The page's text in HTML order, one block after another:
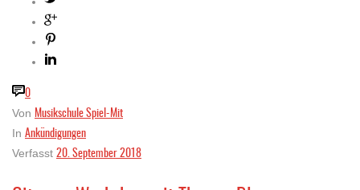
0
Von Musikschule Spiel-Mit
In Ankündigungen
Verfasst 20. September 2018